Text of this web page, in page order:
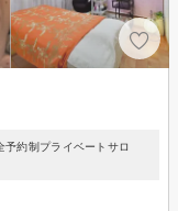
予約制プライベートサロ